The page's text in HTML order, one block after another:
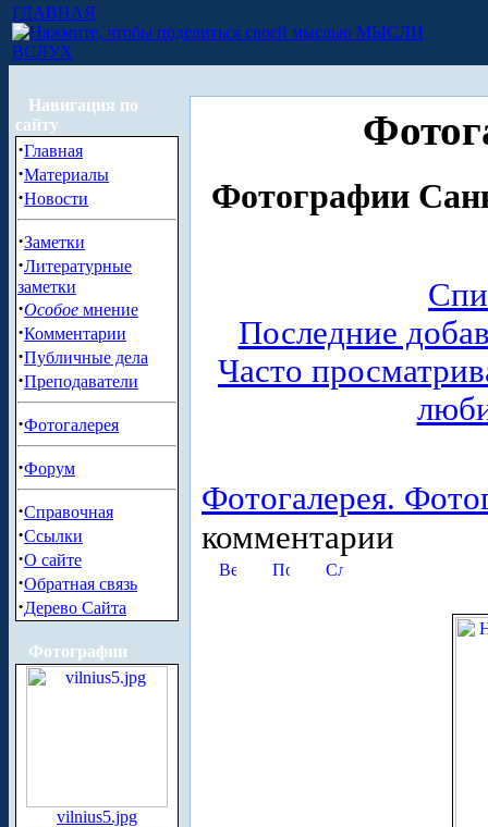
ГЛАВНАЯ
МЫСЛИ
ВСЛУХ
Навигация по
сайту
·Главная
·Материалы
·Новости
·Заметки
·Литературные
заметки
·Особое мнение
·Комментарии
·Публичные дела
·Преподаватели
·Фотогалерея
·Форум
·Справочная
·Ссылки
·О сайте
·Обратная связь
·Дерево Сайта
Фотографии
vilnius5.jpg
Фотографии
Последние
Часто
Фотогалерея.
комментарии